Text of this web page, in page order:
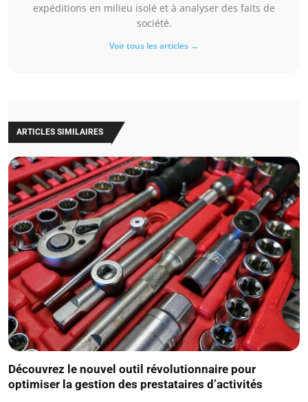
expéditions en milieu isolé et à analyser des faits de
société.
Voir tous les articles →
ARTICLES SIMILAIRES
Découvrez le nouvel outil révolutionnaire pour
optimiser la gestion des prestataires d’activités